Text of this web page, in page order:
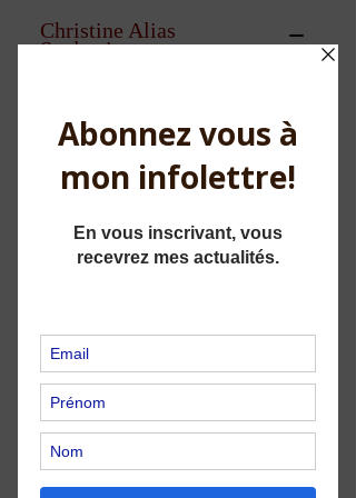
Christine Alias
Sculptrice
21 raisons de t'aimer davantage